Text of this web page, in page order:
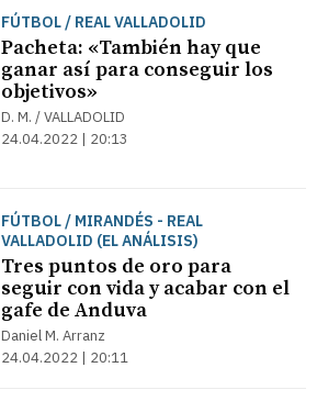
FÚTBOL / REAL VALLADOLID
Pacheta: «También hay que
ganar así para conseguir los
objetivos»
D. M. / VALLADOLID
24.04.2022 | 20:13
FÚTBOL / MIRANDÉS - REAL
VALLADOLID (EL ANÁLISIS)
Tres puntos de oro para
seguir con vida y acabar con el
gafe de Anduva
Daniel M. Arranz
24.04.2022 | 20:11